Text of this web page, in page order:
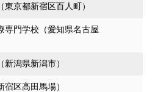
京都新宿区百人町）
専門学校（愛知県名古屋
潟県新潟市）
区高田馬場）